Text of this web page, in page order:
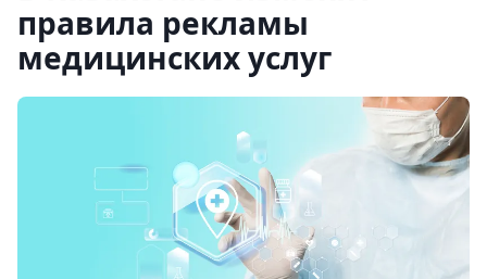
правила рекламы
медицинских услуг